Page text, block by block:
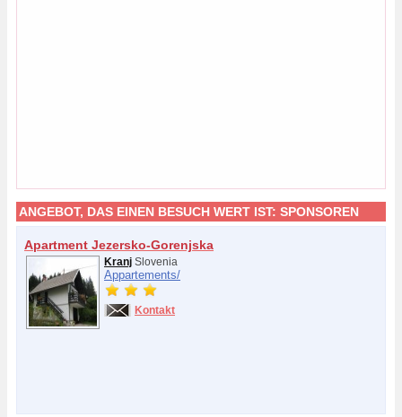
ANGEBOT, DAS EINEN BESUCH WERT IST: SPONSOREN
Apartment Jezersko-Gorenjska
Kranj Slovenia
Appartements/
Kontakt